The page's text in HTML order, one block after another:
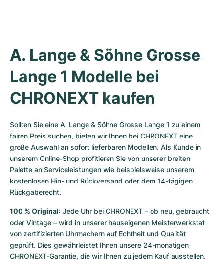
A. Lange & Söhne Grosse
Lange 1 Modelle bei
CHRONEXT kaufen
Sollten Sie eine A. Lange & Söhne Grosse Lange 1 zu einem
fairen Preis suchen, bieten wir Ihnen bei CHRONEXT eine
große Auswahl an sofort lieferbaren Modellen. Als Kunde in
unserem Online-Shop profitieren Sie von unserer breiten
Palette an Serviceleistungen wie beispielsweise unserem
kostenlosen Hin- und Rückversand oder dem 14-tägigen
Rückgaberecht.
100 % Original: Jede Uhr bei CHRONEXT – ob neu, gebraucht
oder Vintage – wird in unserer hauseigenen Meisterwerkstat
von zertifizierten Uhrmachern auf Echtheit und Qualität
geprüft. Dies gewährleistet Ihnen unsere 24-monatigen
CHRONEXT-Garantie, die wir Ihnen zu jedem Kauf ausstellen.